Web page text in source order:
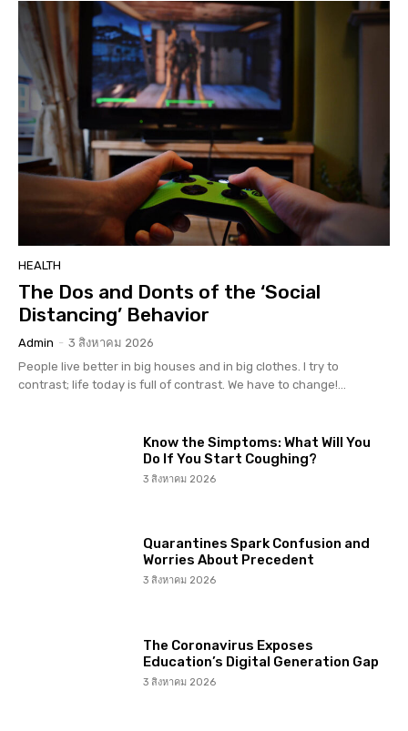
HEALTH
The Dos and Donts of the ‘Social
Distancing’ Behavior
Admin - 3 สิงหาคม 2026
People live better in big houses and in big clothes. I try to
contrast; life today is full of contrast. We have to change!...
Know the Simptoms: What Will You
Do If You Start Coughing?
3 สิงหาคม 2026
Quarantines Spark Confusion and
Worries About Precedent
3 สิงหาคม 2026
The Coronavirus Exposes
Education’s Digital Generation Gap
3 สิงหาคม 2026